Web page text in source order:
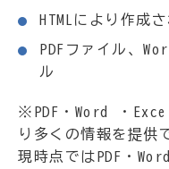
HTMLにより作成
PDFファイル、
ル
※PDF・Word ・
り多くの情報を提供
現時点ではPDF・